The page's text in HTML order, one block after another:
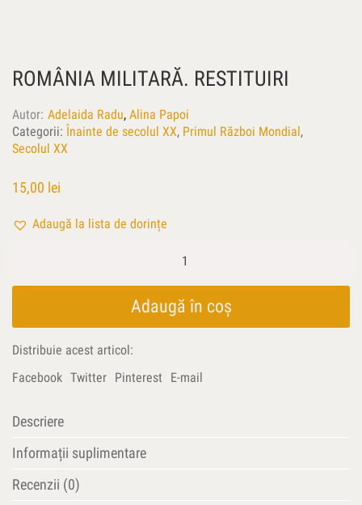
ROMÂNIA MILITARĂ. RESTITUIRI
Autor Adelaida Radu, Alina Papoi
Categorii: Înainte de secolul XX, Primul Război Mondial ,
Secolul XX
15,00 lei
Adaugă la lista de dorințe
militară.
Adaugă în coș
Distribuie acest articol:
Facebook Twitter Pinterest E-mail
Descriere
Informații suplimentare
Recenzii (0)